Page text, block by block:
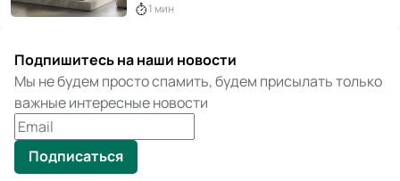
1 мин
Подпишитесь на наши новости
Мы не будем просто спамить, будем присылать только
важные интересные новости
Подписаться